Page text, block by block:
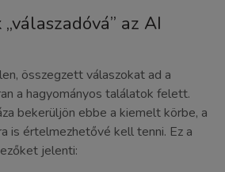
az AI
összegzett válaszokat ad a
a hagyományos találatok felett.
bekerüljön ebbe a kiemelt körbe, a
is értelmezhetővé kell tenni. Ez a
jelenti: